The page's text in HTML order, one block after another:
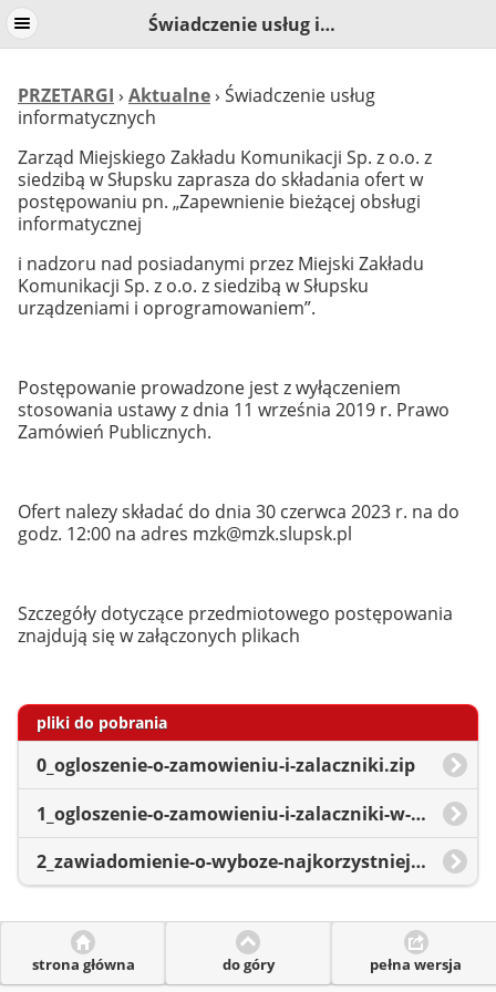
Świadczenie usług informatycznych
PRZETARGI › Aktualne› Świadczenie usług
informatycznych
Zarząd Miejskiego Zakładu Komunikacji Sp. z o.o. z
siedzibą w Słupsku zaprasza do składania ofert w
postępowaniu pn. „Zapewnienie bieżącej obsługi
informatycznej
i nadzoru nad posiadanymi przez Miejski Zakładu
Komunikacji Sp. z o.o. z siedzibą w Słupsku
urządzeniami i oprogramowaniem”.
Postępowanie prowadzone jest z wyłączeniem
stosowania ustawy z dnia 11 września 2019 r. Prawo
Zamówień Publicznych.
Ofert nalezy składać do dnia 30 czerwca 2023 r. na do
godz. 12:00 na adres mzk@mzk.slupsk.pl
Szczegóły dotyczące przedmiotowego postępowania
znajdują się w załączonych plikach
pliki do pobrania
0_ogloszenie-o-zamowieniu-i-zalaczniki.zip
1_ogloszenie-o-zamowieniu-i-zalaczniki-w-wersji-edytowalnej.zip
2_zawiadomienie-o-wyboze-najkorzystniejszej-oferty.pdf
strona główna do góry pełna wersja